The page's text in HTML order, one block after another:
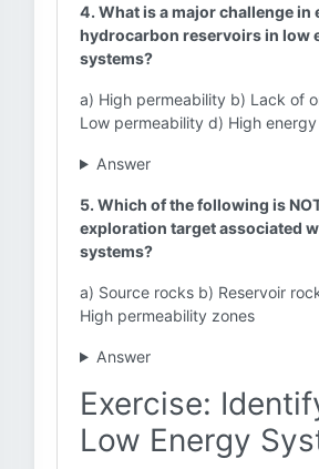
4. What is a major challenge in
hydrocarbon reservoirs in low
systems?
a) High permeability b) Lack of
Low permeability d) High
Answer
5. Which of the following is
exploration target associated
systems?
a) Source rocks b) Reservoir
High permeability zones
Answer
Exercise:
Low Energy